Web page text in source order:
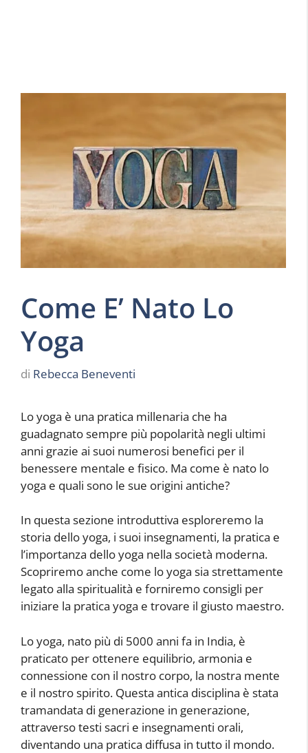
Come E’ Nato Lo
Yoga
di Rebecca Beneventi
Lo yoga è una pratica millenaria che ha
guadagnato sempre più popolarità negli ultimi
anni grazie ai suoi numerosi benefici per il
benessere mentale e fisico. Ma come è nato lo
yoga e quali sono le sue origini antiche?
In questa sezione introduttiva esploreremo la
storia dello yoga, i suoi insegnamenti, la pratica e
l’importanza dello yoga nella società moderna.
Scopriremo anche come lo yoga sia strettamente
legato alla spiritualità e forniremo consigli per
iniziare la pratica yoga e trovare il giusto maestro.
Lo yoga, nato più di 5000 anni fa in India, è
praticato per ottenere equilibrio, armonia e
connessione con il nostro corpo, la nostra mente
e il nostro spirito. Questa antica disciplina è stata
tramandata di generazione in generazione,
attraverso testi sacri e insegnamenti orali,
diventando una pratica diffusa in tutto il mondo.